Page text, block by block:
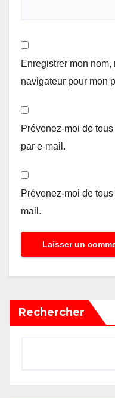
Enregistrer mon
navigateur pour mon
Prévenez-moi de
par e-mail.
Prévenez-moi de
mail.
Rechercher